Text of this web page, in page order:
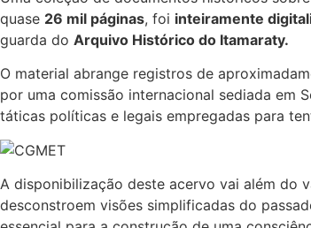
quase 26 mil páginas, foi inteiramente
guarda do Arquivo Histórico do Itamaraty.
O material abrange registros de
por uma comissão internacional sediada em
táticas políticas e legais empregadas para
A disponibilização deste acervo vai além do
desconstroem visões simplificadas do